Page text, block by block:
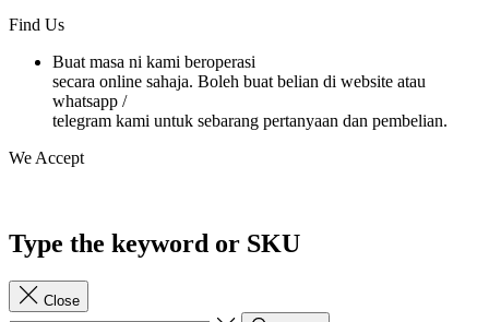
Find Us
Buat masa ni kami beroperasi
secara online sahaja. Boleh buat belian di website atau
whatsapp /
telegram kami untuk sebarang pertanyaan dan pembelian.
We Accept
Type the keyword or SKU
Close